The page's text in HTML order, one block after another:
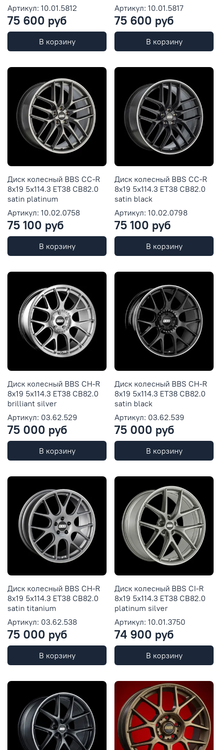
Артикул: 10.01.5812
75 600 руб
В корзину
Артикул: 10.01.5817
75 600 руб
В корзину
Диск колесный BBS CC-R
8x19 5x114.3 ET38 CB82.0
satin platinum
Артикул: 10.02.0758
75 100 руб
В корзину
Диск колесный BBS CC-R
8x19 5x114.3 ET38 CB82.0
satin black
Артикул: 10.02.0798
75 100 руб
В корзину
Диск колесный BBS CH-R
8x19 5x114.3 ET38 CB82.0
brilliant silver
Артикул: 03.62.529
75 000 руб
В корзину
Диск колесный BBS CH-R
8x19 5x114.3 ET38 CB82.0
satin black
Артикул: 03.62.539
75 000 руб
В корзину
Диск колесный BBS CH-R
8x19 5x114.3 ET38 CB82.0
satin titanium
Артикул: 03.62.538
75 000 руб
В корзину
Диск колесный BBS CI-R
8x19 5x114.3 ET38 CB82.0
platinum silver
Артикул: 10.01.3750
74 900 руб
В корзину